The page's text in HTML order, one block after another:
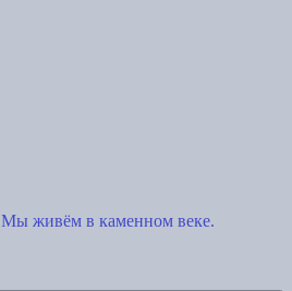
Мы живём в каменном веке.